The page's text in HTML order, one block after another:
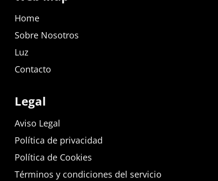
Home
Sobre Nosotros
Luz
Contacto
Legal
Aviso Legal
Política de privacidad
Política de Cookies
Términos y condiciones del servicio